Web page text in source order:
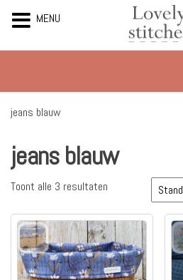
de
inhoudjeans blauw
jeans blauw
Toont alle 3 resultaten
MENU